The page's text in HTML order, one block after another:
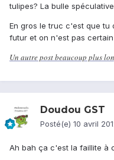
tulipes? La bulle
En gros le truc c'est que tu
futur et on n'est pas
Un autre post beaucoup plus
Doudou GST
Posté(e) 10 avril
Ah bah ça c'est la faillite à